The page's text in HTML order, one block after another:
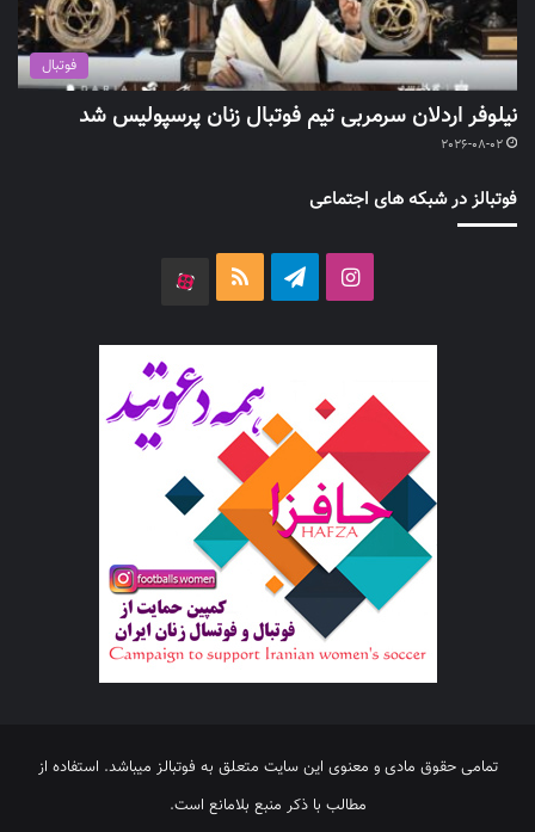
فوتبال
نیلوفر اردلان سرمربی تیم فوتبال زنان پرسپولیس شد
2026-08-02
فوتبالز در شبکه های اجتماعی
اینستاگرامتلگرام خوراک
تمامی حقوق مادی و معنوی این سایت متعلق به فوتبالز میباشد. استفاده از
مطالب با ذکر منبع بلامانع است.